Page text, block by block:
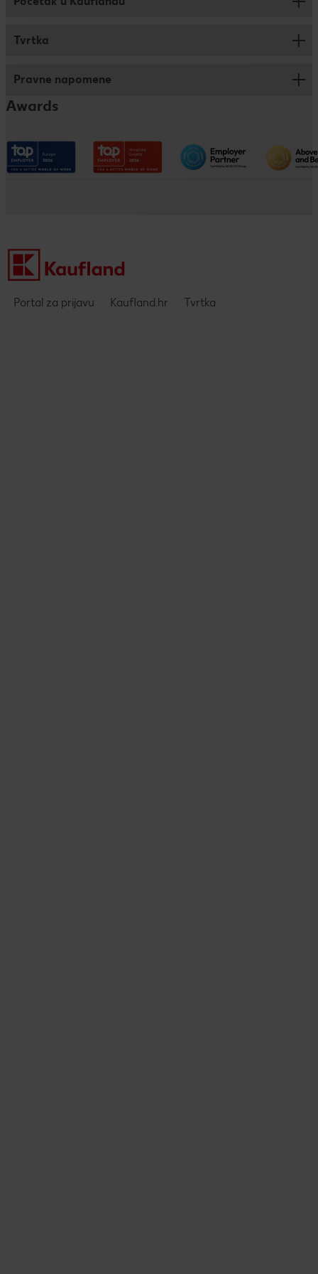
Savjeti za prijavu
Dualno i klasično obrazovanje
Tvrtka
Kronika
Kaufland na društvenim mrežama
Društveno odgovorno poslovanje
Kaufland kao poslodavac
Pravne napomene
Impressum
Awards
Portal za prijavu Kaufland.hr Tvrtka